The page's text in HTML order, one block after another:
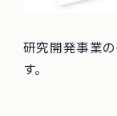
研究開発事業
す。